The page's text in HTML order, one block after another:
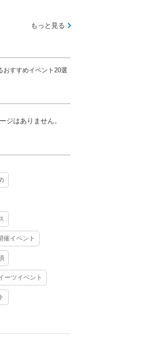
もっと見る
おすすめイベント20選
ジはありません。
催イベント
ーツイベント